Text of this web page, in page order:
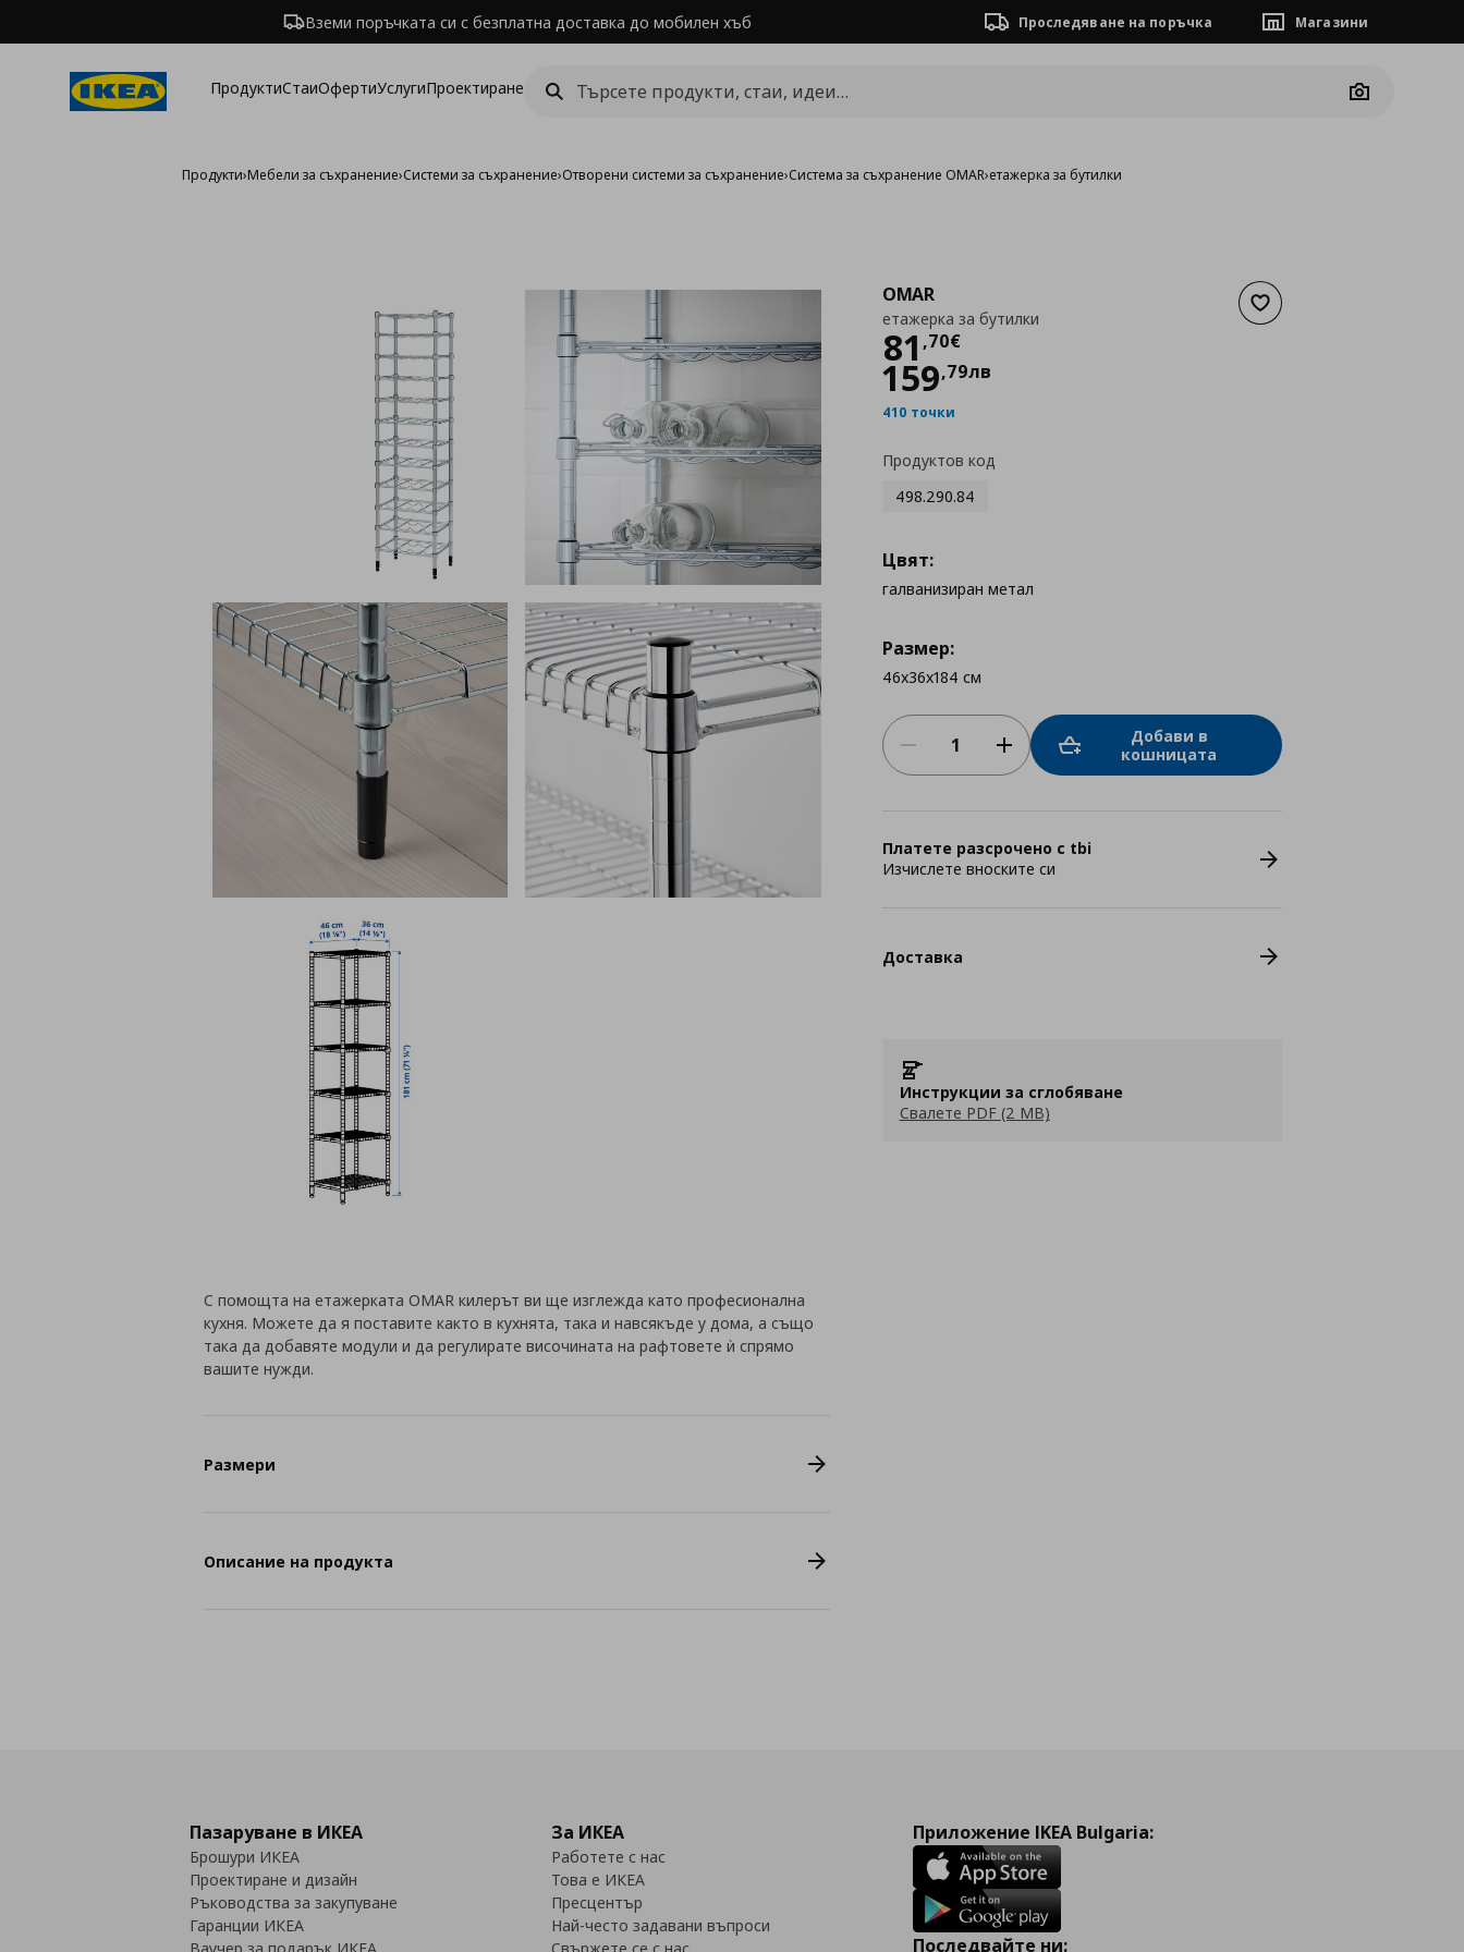
Вземи поръчката си с безплатна доставка до мобилен хъб Проследяване на поръчка Магазини
ПродуктиСтаиОфертиУслугиПроектиране
Camera
Продукти›Мебели за съхранение›Системи за съхранение›Отворени системи за съхранение›Система за съхранение OMAR›етажерка за бутилки
Добави към списъка с
OMAR
етажерка за бутилки
81 ,70€
Цена
159,79лв
410 точки
Продуктов код
498.290.84
Цвят:
галванизиран метал
Размер:
46x36x184 см
Добави в
кошницата
Платете разсрочено с tbi
Изчислете вноските си
Доставка
Инструкции за сглобяване
Свалете PDF (2 MB)
С помощта на етажерката OMAR килерът ви ще изглежда като професионална
кухня. Можете да я поставите както в кухнята, така и навсякъде у дома, а също
така да добавяте модули и да регулирате височината на рафтовете ѝ спрямо
вашите нужди.
Размери
Описание на продукта
Пазаруване в ИКЕА
Брошури ИКЕА
Проектиране и дизайн
Ръководства за закупуване
Гаранции ИКЕА
За ИКЕА
Работете с нас
Това е ИКЕА
Пресцентър
Най-често задавани въпроси
Приложение IKEA Bulgaria:
Последвайте ни: